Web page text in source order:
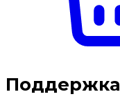
Поддержка